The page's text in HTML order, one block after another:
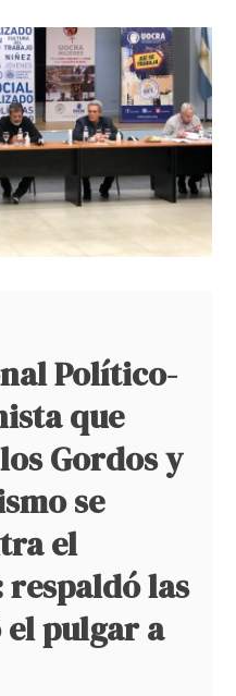
Político-
que
Gordos y
se
el
las
el pulgar a